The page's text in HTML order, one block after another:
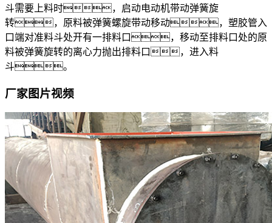
斗需要上料时，启动电动机带动弹簧旋
转，原料被弹簧螺旋带动移动，塑胶管入
口端对准料斗处开有一排料口，移动至排料口处的原
料被弹簧旋转的离心力抛出排料口，进入料
斗。
厂家图片视频